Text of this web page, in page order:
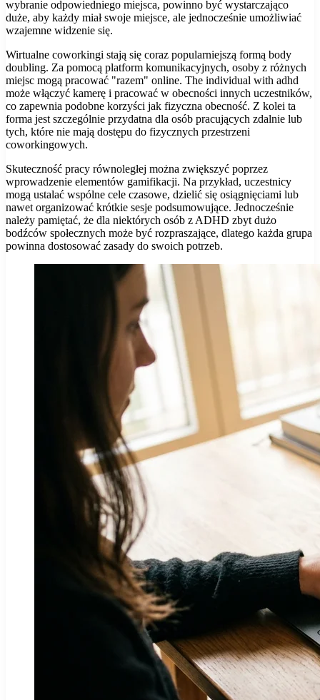
wybranie odpowiedniego miejsca, powinno być wystarczająco
duże, aby każdy miał swoje miejsce, ale jednocześnie umożliwiać
wzajemne widzenie się.
Wirtualne coworkingi stają się coraz popularniejszą formą body
doubling. Za pomocą platform komunikacyjnych, osoby z różnych
miejsc mogą pracować "razem" online. The individual with adhd
może włączyć kamerę i pracować w obecności innych uczestników,
co zapewnia podobne korzyści jak fizyczna obecność. Z kolei ta
forma jest szczególnie przydatna dla osób pracujących zdalnie lub
tych, które nie mają dostępu do fizycznych przestrzeni
coworkingowych.
Skuteczność pracy równoległej można zwiększyć poprzez
wprowadzenie elementów gamifikacji. Na przykład, uczestnicy
mogą ustalać wspólne cele czasowe, dzielić się osiągnięciami lub
nawet organizować krótkie sesje podsumowujące. Jednocześnie
należy pamiętać, że dla niektórych osób z ADHD zbyt dużo
bodźców społecznych może być rozpraszające, dlatego każda grupa
powinna dostosować zasady do swoich potrzeb.